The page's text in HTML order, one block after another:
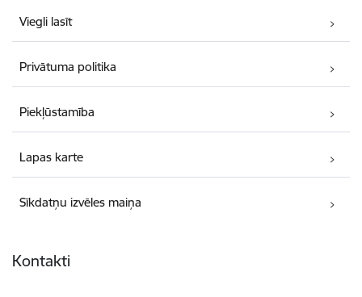
Viegli lasīt
Privātuma politika
Piekļūstamība
Lapas karte
Sīkdatņu izvēles maiņa
Kontakti